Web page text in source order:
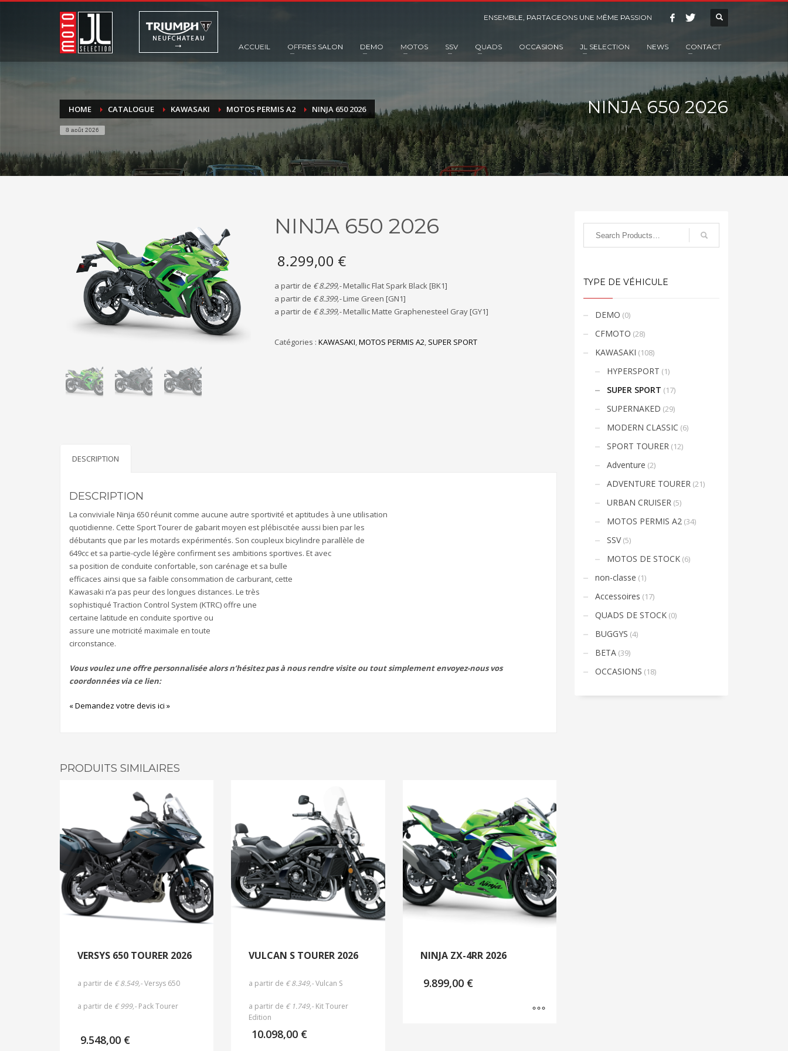
ENSEMBLE, PARTAGEONS UNE MÊME PASSION
ACCUEIL OFFRES SALON DEMO MOTOS SSV QUADS OCCASIONS JL SELECTION NEWS CONTACT
HOME CATALOGUE KAWASAKI MOTOS PERMIS A2 NINJA 650 2026
8 août 2026
NINJA 650 2026
NINJA 650 2026
8.299,00 €
a partir de € 8.299,-Metallic Flat Spark Black [BK1]
a partir de € 8.399,-Lime Green [GN1]
a partir de € 8.399,-Metallic Matte Graphenesteel Gray [GY1]
Catégories : KAWASAKI,MOTOS PERMIS A2, SUPER SPORT
DESCRIPTION
DESCRIPTION
La conviviale Ninja 650 réunit comme aucune autre sportivité et aptitudes à une utilisation
quotidienne. Cette Sport Tourer de gabarit moyen est plébiscitée aussi bien par les
débutants que par les motards expérimentés. Son coupleux bicylindre parallèle de
649cc et sa partie-cycle légère confirment ses ambitions sportives. Et avec
sa position de conduite confortable, son carénage et sa bulle
efficaces ainsi que sa faible consommation de carburant, cette
Kawasaki n’a pas peur des longues distances. Le très
sophistiqué Traction Control System (KTRC) offre une
certaine latitude en conduite sportive ou
assure une motricité maximale en toute
circonstance.
Vous voulez une offre personnalisée alors n’hésitez pas à nous rendre visite ou tout simplement envoyez-nous vos
coordonnées via ce lien:
« Demandez votre devis ici »
PRODUITS SIMILAIRES
VERSYS 650 TOURER 2026
a partir de € 8.549,-Versys 650
a partir de € 999,- Pack Tourer
9.548,00 €
VULCAN S TOURER 2026
a partir de € 8.349,-Vulcan S
a partir de € 1.749,- Kit Tourer
Edition
10.098,00 €
NINJA ZX-4RR 2026
9.899,00 €
TYPE DE VÉHICULE
DEMO (0)
CFMOTO (28)
KAWASAKI (108)
HYPERSPORT (1)
SUPER SPORT (17)
SUPERNAKED (29)
MODERN CLASSIC (6)
SPORT TOURER (12)
Adventure (2)
ADVENTURE TOURER (21)
URBAN CRUISER (5)
MOTOS PERMIS A2 (34)
SSV (5)
MOTOS DE STOCK (6)
non-classe (1)
Accessoires (17)
QUADS DE STOCK (0)
BUGGYS (4)
BETA (39)
OCCASIONS (18)